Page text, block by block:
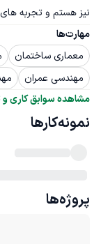
نیز هستم و تجربه های
مهارت‌ها
معماری ساختمان
مهندسی عمران
مشاهده سوابق کاری
نمونه‌کارها
پروژه‌ها